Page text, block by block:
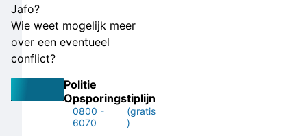
Jafo?
Wie weet mogelijk meer
over een eventueel
conflict?
Politie
Opsporingstiplijn
0800 -
6070
(gratis
)